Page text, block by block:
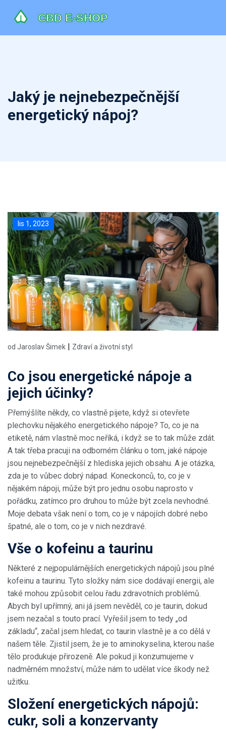
Jaký je nejnebezpečnější
energetický nápoj?
lis 1, 2023
od Jaroslav Šimek | Zdraví a životní styl
Co jsou energetické nápoje a
jejich účinky?
Přemýšlíte někdy, co vlastně pijete, když si otevřete
plechovku nějakého energetického nápoje? To, co je na
etiketě, nám vlastně moc neříká, i když se to tak může zdát.
A tak třeba pracuji na odborném článku o tom, jaké nápoje
jsou nejnebezpečnější z hlediska jejich obsahu. A je otázka,
zda je to vůbec dobrý nápad. Koneckonců, to, co je v
nějakém nápoji, může být pro jednu osobu naprosto v
pořádku, zatímco pro druhou to může být zcela nevhodné.
Moje debata však není o tom, co je v nápojích dobré nebo
špatné, ale o tom, co je v nich nezdravé.
Vše o kofeinu a taurinu
Některé z nejpopulárnějších energetických nápojů jsou plné
kofeinu a taurinu. Tyto složky nám sice dodávají energii, ale
také mohou způsobit celou řadu zdravotních problémů.
Abych byl upřímný, ani já jsem nevěděl, co je taurin, dokud
jsem nezačal s touto prací. Vyřešil jsem to tedy „od
základu“, začal jsem hledat, co taurin vlastně je a co dělá v
našem těle. Zjistil jsem, že je to aminokyselina, kterou naše
tělo produkuje přirozeně. Ale pokud ji konzumujeme v
nadměrném množství, může nám to udělat více škody než
užitku.
Složení energetických nápojů:
cukr, soli a konzervanty